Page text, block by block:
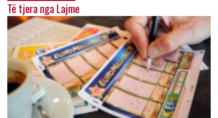
Të tjera nga Lajme